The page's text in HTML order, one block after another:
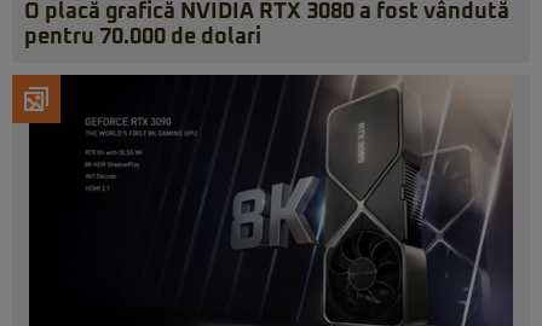
O placă grafică NVIDIA RTX 3080 a fost vândută
pentru 70.000 de dolari